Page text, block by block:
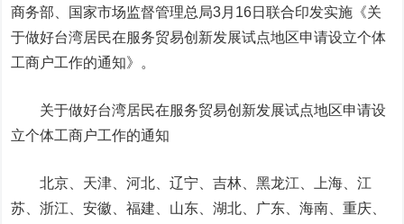
商务部、国家市场监督管理总局3月16日联合印发实施《关
于做好台湾居民在服务贸易创新发展试点地区申请设立个体
工商户工作的通知》。
关于做好台湾居民在服务贸易创新发展试点地区申请设
立个体工商户工作的通知
北京、天津、河北、辽宁、吉林、黑龙江、上海、江
苏、浙江、安徽、福建、山东、湖北、广东、海南、重庆、